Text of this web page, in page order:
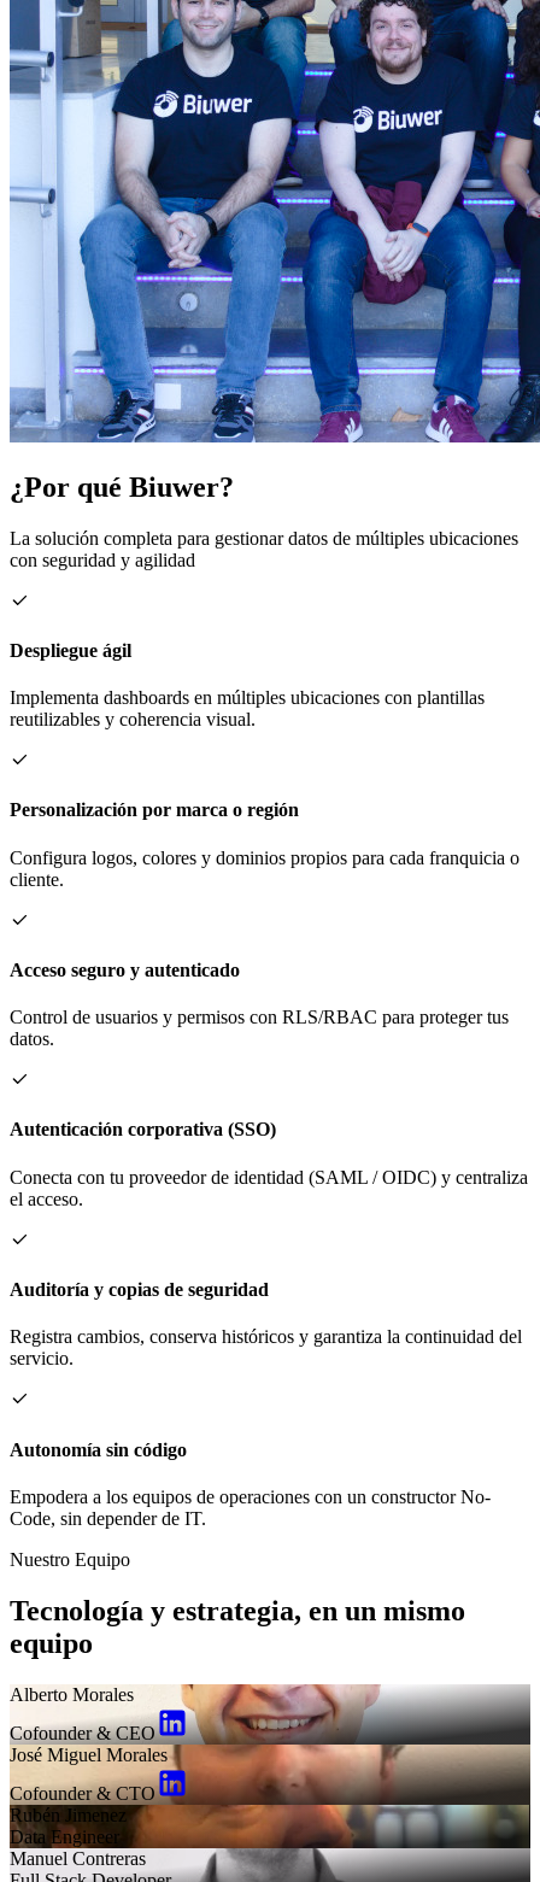
¿Por qué Biuwer?
La solución completa para gestionar datos de múltiples ubicaciones
con seguridad y agilidad
Despliegue ágil
Implementa dashboards en múltiples ubicaciones con plantillas
reutilizables y coherencia visual.
Personalización por marca o región
Configura logos, colores y dominios propios para cada franquicia o
cliente.
Acceso seguro y autenticado
Control de usuarios y permisos con RLS/RBAC para proteger tus
datos.
Autenticación corporativa (SSO)
Conecta con tu proveedor de identidad (SAML / OIDC) y centraliza
el acceso.
Auditoría y copias de seguridad
Registra cambios, conserva históricos y garantiza la continuidad del
servicio.
Autonomía sin código
Empodera a los equipos de operaciones con un constructor No-
Code, sin depender de IT.
Nuestro Equipo
Tecnología y estrategia, en un mismo
equipo
Alberto Morales
Cofounder & CEO
José Miguel Morales
Cofounder & CTO
Rubén Jimenez
Data Engineer
Manuel Contreras